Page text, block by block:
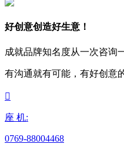
好创意创造好生意！
成就品牌知名度从一次咨询
有沟通就有可能，有好创意

座 机:
0769-88004468